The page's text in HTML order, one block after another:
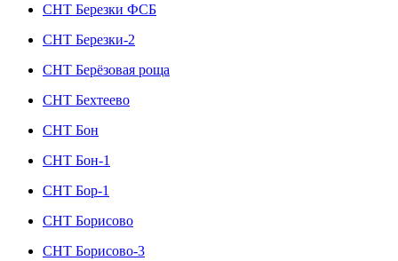
СНТ Березки ФСБ
СНТ Березки-2
СНТ Берёзовая роща
СНТ Бехтеево
СНТ Бон
СНТ Бон-1
СНТ Бор-1
СНТ Борисово
СНТ Борисово-3